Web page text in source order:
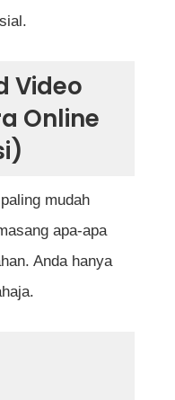
video
download akan
tertentu?
YouTube tidak
video YouTube
sendiri?
internet
turun tiada
Video
Online
mudah
apa-apa
Anda hanya